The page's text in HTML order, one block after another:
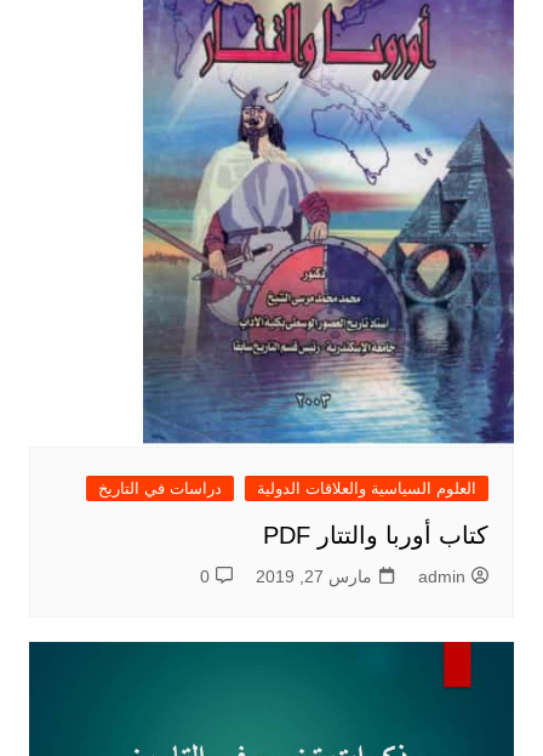
العلوم السياسية والعلاقات الدولية دراسات في التاريخ
كتاب أوربا والتتار PDF
admin مارس 27, 2019 0